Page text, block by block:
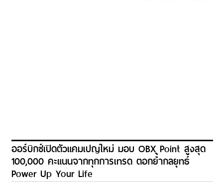
ออร์บิกซ์เปิดตัวแคมเปญใหม่ มอบ OBX Point สูงสุด
100,000 คะแนนจากทุกการเทรด ตอกย้ำกลยุทธ์
Power Up Your Life